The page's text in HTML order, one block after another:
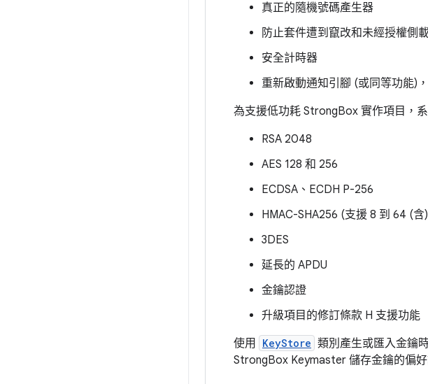
真正的隨機號碼產生器
防止套件遭到竄改和未經授權側
安全計時器
重新啟動通知引腳 (或同等功能)
為支援低功耗 StrongBox 實作項目，
RSA 2048
AES 128 和 256
ECDSA、ECDH P-256
HMAC-SHA256 (支援 8 到 64 (
3DES
延長的 APDU
金鑰認證
升級項目的修訂條款 H 支援功能
使用
KeyStore 類別產生或匯入金鑰
StrongBox Keymaster 儲存金鑰的偏好